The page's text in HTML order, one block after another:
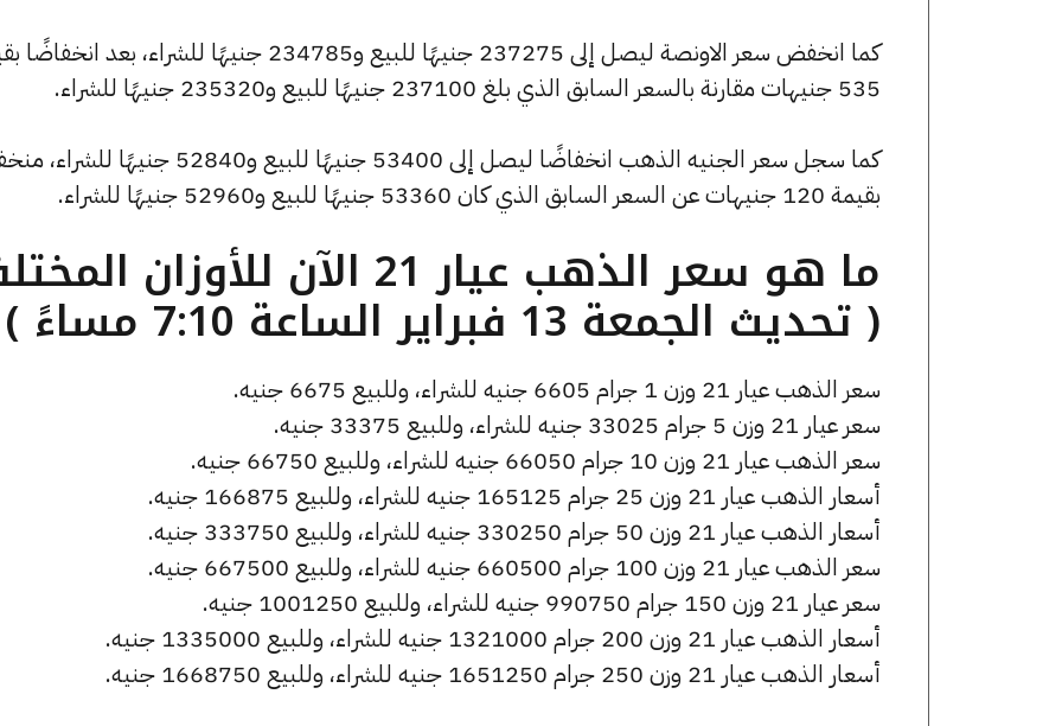
كما انخفض سعر الاونصة ليصل إلى 237275 جنيهًا للبيع و234785 جنيهًا للشراء، بعد
535 جنيهات مقارنة بالسعر السابق الذي بلغ 237100 جنيهًا للبيع و235320 جنيهًا للشراء.
كما سجل سعر الجنيه الذهب انخفاضًا ليصل إلى 53400 جنيهًا للبيع و52840
بقيمة 120 جنيهات عن السعر السابق الذي كان 53360 جنيهًا للبيع و52960 جنيهًا للشراء.
ما هو سعر الذهب عيار 21 الآن للأوزان
( تحديث الجمعة 13 فبراير الساعة 7:10 مساءً )
سعر الذهب عيار 21 وزن 1 جرام 6605 جنيه للشراء، وللبيع 6675 جنيه.
سعر عيار 21 وزن 5 جرام 33025 جنيه للشراء، وللبيع 33375 جنيه.
سعر الذهب عيار 21 وزن 10 جرام 66050 جنيه للشراء، وللبيع 66750 جنيه.
أسعار الذهب عيار 21 وزن 25 جرام 165125 جنيه للشراء، وللبيع 166875 جنيه.
أسعار الذهب عيار 21 وزن 50 جرام 330250 جنيه للشراء، وللبيع 333750 جنيه.
سعر الذهب عيار 21 وزن 100 جرام 660500 جنيه للشراء، وللبيع 667500 جنيه.
سعر عيار 21 وزن 150 جرام 990750 جنيه للشراء، وللبيع 1001250 جنيه.
أسعار الذهب عيار 21 وزن 200 جرام 1321000 جنيه للشراء، وللبيع 1335000 جنيه.
أسعار الذهب عيار 21 وزن 250 جرام 1651250 جنيه للشراء، وللبيع 1668750 جنيه.